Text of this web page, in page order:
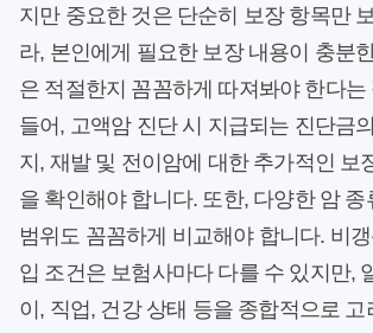
지만 중요한 것은 단순히 보장 항목만
라, 본인에게 필요한 보장 내용이 충분
은 적절한지 꼼꼼하게 따져봐야 한다는
들어, 고액암 진단 시 지급되는 진단금
지, 재발 및 전이암에 대한 추가적인 보
을 확인해야 합니다. 또한, 다양한 암
범위도 꼼꼼하게 비교해야 합니다. 비
입 조건은 보험사마다 다를 수 있지만,
이, 직업, 건강 상태 등을 종합적으로 고